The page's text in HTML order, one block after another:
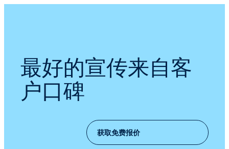
最好的宣传来自客
户口碑
获取免费报价